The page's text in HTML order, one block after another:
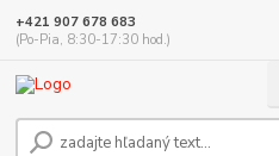
+421 907 678 683
(Po-Pia, 8:30-17:30 hod.)